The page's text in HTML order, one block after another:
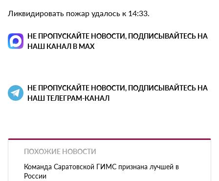
Ликвидировать пожар удалось к 14:33.
НЕ ПРОПУСКАЙТЕ НОВОСТИ, ПОДПИСЫВАЙТЕСЬ НА
НАШ КАНАЛ В MAX
НЕ ПРОПУСКАЙТЕ НОВОСТИ, ПОДПИСЫВАЙТЕСЬ НА
НАШ ТЕЛЕГРАМ-КАНАЛ
ПОХОЖИЕ НОВОСТИ
Команда Саратовской ГИМС признана лучшей в
России